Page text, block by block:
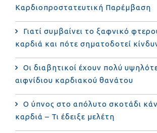
Καρδιοπροστατευτική Παρέμβαση
Γιατί συμβαίνει το ξαφνικό
καρδιά και πότε σηματοδοτεί
Οι διαβητικοί έχουν πολύ
αιφνίδιου καρδιακού θανάτου
Ο ύπνος στο απόλυτο σκοτάδι
καρδιά – Τι έδειξε μελέτη